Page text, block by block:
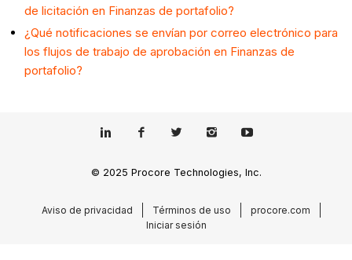
de licitación en Finanzas de portafolio?
¿Qué notificaciones se envían por correo electrónico para
los flujos de trabajo de aprobación en Finanzas de
portafolio?
© 2025 Procore Technologies, Inc.
Aviso de privacidad Términos de uso
procore.com
Iniciar sesión